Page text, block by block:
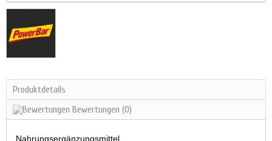
Produktdetails
Bewertungen (0)
Nahrungsergänzungsmittel.